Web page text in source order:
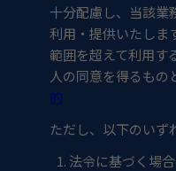
十分配慮し、当該業
利用・提供いたしま
範囲を超えて利用す
人の同意を得るもの
的
ただし、以下のいず
法令に基づく場合